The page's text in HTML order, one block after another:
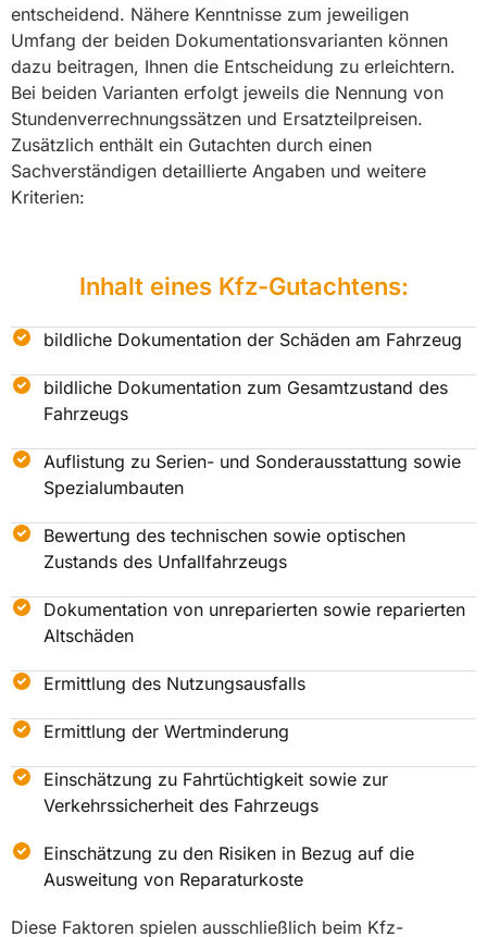
entscheidend. Nähere Kenntnisse zum jeweiligen
Umfang der beiden Dokumentationsvarianten können
dazu beitragen, Ihnen die Entscheidung zu erleichtern.
Bei beiden Varianten erfolgt jeweils die Nennung von
Stundenverrechnungssätzen und Ersatzteilpreisen.
Zusätzlich enthält ein Gutachten durch einen
Sachverständigen detaillierte Angaben und weitere
Kriterien:
Inhalt eines Kfz-Gutachtens:
bildliche Dokumentation der Schäden am Fahrzeug
bildliche Dokumentation zum Gesamtzustand des
Fahrzeugs
Auflistung zu Serien- und Sonderausstattung sowie
Spezialumbauten
Bewertung des technischen sowie optischen
Zustands des Unfallfahrzeugs
Dokumentation von unreparierten sowie reparierten
Altschäden
Ermittlung des Nutzungsausfalls
Ermittlung der Wertminderung
Einschätzung zu Fahrtüchtigkeit sowie zur
Verkehrssicherheit des Fahrzeugs
Einschätzung zu den Risiken in Bezug auf die
Ausweitung von Reparaturkoste
Diese Faktoren spielen ausschließlich beim Kfz-